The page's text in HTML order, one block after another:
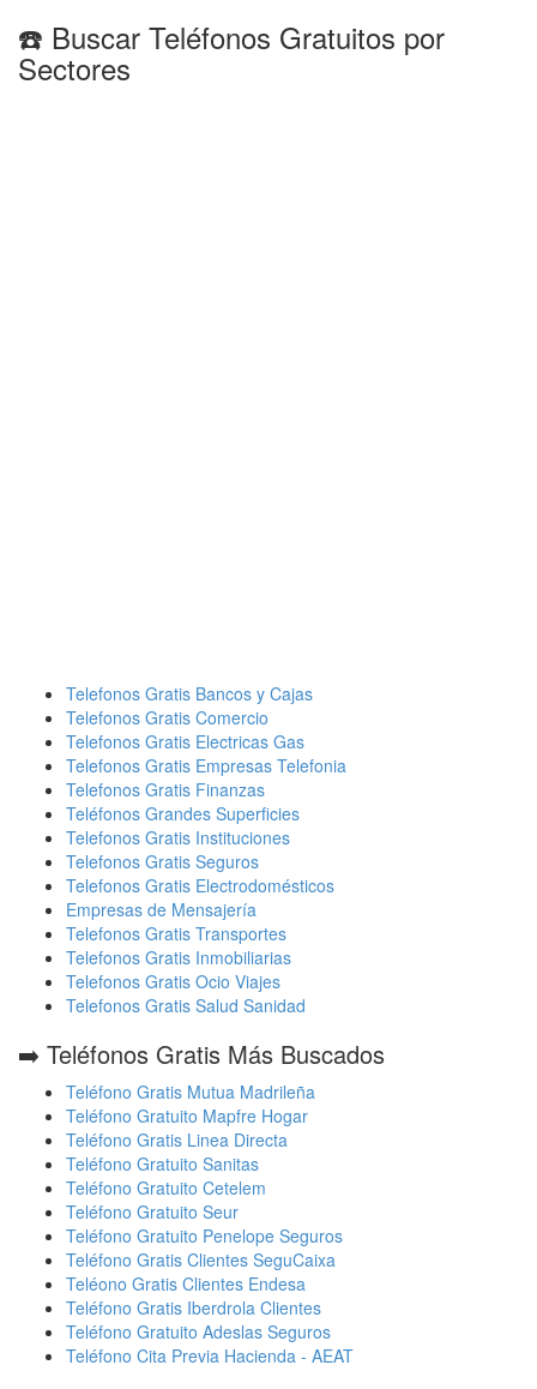
☎️ Buscar Teléfonos Gratuitos por
Sectores
Telefonos Gratis Bancos y Cajas
Telefonos Gratis Comercio
Telefonos Gratis Electricas Gas
Telefonos Gratis Empresas Telefonia
Telefonos Gratis Finanzas
Teléfonos Grandes Superficies
Telefonos Gratis Instituciones
Telefonos Gratis Seguros
Telefonos Gratis Electrodomésticos
Empresas de Mensajería
Telefonos Gratis Transportes
Telefonos Gratis Inmobiliarias
Telefonos Gratis Ocio Viajes
Telefonos Gratis Salud Sanidad
➡️ Teléfonos Gratis Más Buscados
Teléfono Gratis Mutua Madrileña
Teléfono Gratuito Mapfre Hogar
Teléfono Gratis Linea Directa
Teléfono Gratuito Sanitas
Teléfono Gratuito Cetelem
Teléfono Gratuito Seur
Teléfono Gratuito Penelope Seguros
Teléfono Gratis Clientes SeguCaixa
Teléono Gratis Clientes Endesa
Teléfono Gratis Iberdrola Clientes
Teléfono Gratuito Adeslas Seguros
Teléfono Cita Previa Hacienda - AEAT